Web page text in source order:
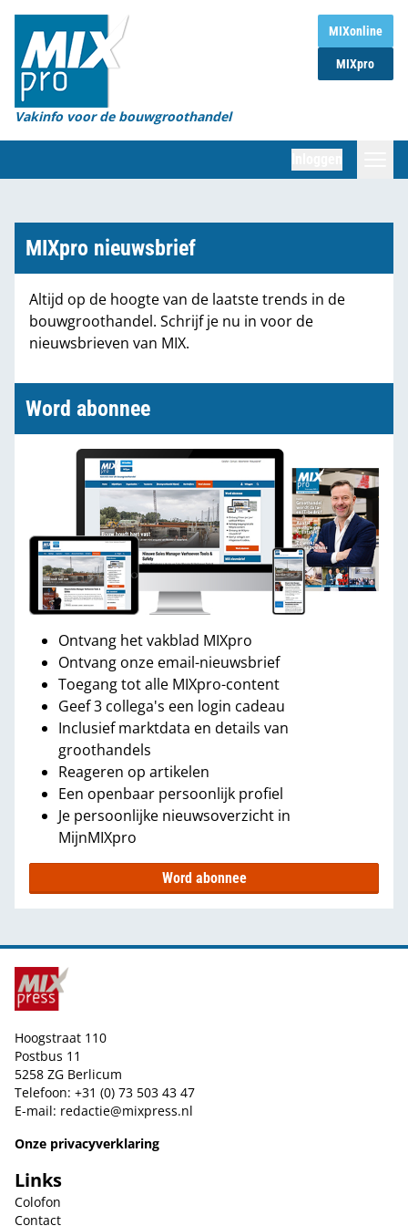
MIXonline
MIXpro
Vakinfo voor de bouwgroothandel
Home
Magazines
Organisaties
Marktcijfers
Partners
MIXpro nieuwsbrief
Altijd op de hoogte van de laatste trends in de
bouwgroothandel. Schrijf je nu in voor de
nieuwsbrieven van MIX.
Word abonnee
Ontvang het vakblad MIXpro
Ontvang onze email-nieuwsbrief
Toegang tot alle MIXpro-content
Geef 3 collega's een login cadeau
Inclusief marktdata en details van
groothandels
Reageren op artikelen
Een openbaar persoonlijk profiel
Je persoonlijke nieuwsoverzicht in
MijnMIXpro
Word abonnee
Hoogstraat 110
Postbus 11
5258 ZG Berlicum
Telefoon: +31 (0) 73 503 43 47
E-mail: redactie@mixpress.nl
Onze privacyverklaring
Links
Colofon
Contact